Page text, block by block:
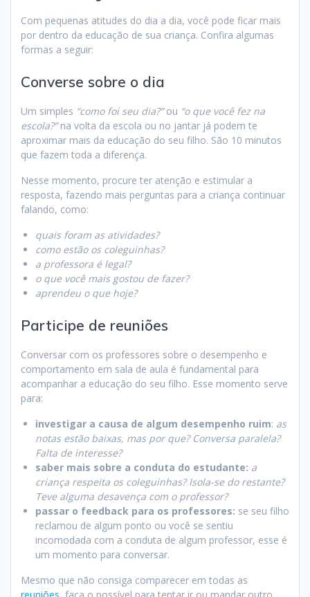
Com pequenas atitudes do dia a dia, você pode ficar mais
por dentro da educação de sua criança. Confira algumas
formas a seguir:
Converse sobre o dia
Um simples “como foi seu dia?”ou “o que você fez na
escola?”na volta da escola ou no jantar já podem te
aproximar mais da educação do seu filho. São 10 minutos
que fazem toda a diferença.
Nesse momento, procure ter atenção e estimular a
resposta, fazendo mais perguntas para a criança continuar
falando, como:
quais foram as atividades?
como estão os coleguinhas?
a professora é legal?
o que você mais gostou de fazer?
aprendeu o que hoje?
Participe de reuniões
Conversar com os professores sobre o desempenho e
comportamento em sala de aula é fundamental para
acompanhar a educação do seu filho. Esse momento serve
para:
investigar a causa de algum desempenho ruim: as
notas estão baixas, mas por que? Conversa paralela?
Falta de interesse?
saber mais sobre a conduta do estudante: a
criança respeita os coleguinhas? Isola-se do restante?
Teve alguma desavença com o professor?
passar o feedback para os professores: se seu filho
reclamou de algum ponto ou você se sentiu
incomodada com a conduta de algum professor, esse é
um momento para conversar.
Mesmo que não consiga comparecer em todas as